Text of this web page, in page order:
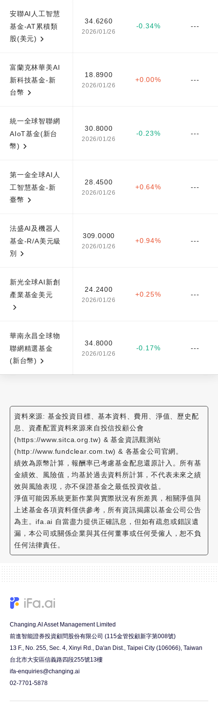
安聯AI人工智慧
基金-AT累積類
股(美元)
34.6260
2026/01/26
-0.34% ---
富蘭克林華美AI
新科技基金-新
台幣
18.8900
2026/01/26
+0.00% ---
統一全球智聯網
AIoT基金(新台
幣)
30.8000
2026/01/26
-0.23% ---
第一金全球AI人
工智慧基金-新
臺幣
28.4500
2026/01/26
+0.64% ---
法盛AI及機器人
基金-R/A美元級
別
309.0000
2026/01/26
+0.94% ---
新光全球AI新創
產業基金美元
24.2400
2026/01/26
+0.25% ---
華南永昌全球物
聯網精選基金
(新台幣)
34.8000
2026/01/26
-0.17% ---
資料來源: 基金投資目標、基本資料、費用、淨值、歷史配
息、資產配置資料來源來自投信投顧公會
(https://www.sitca.org.tw) & 基金資訊觀測站
(http://www.fundclear.com.tw) & 各基金公司官網。
績效為原幣計算，報酬率已考慮基金配息還原計入。所有基
金績效、風險值，均基於過去資料所計算，不代表未來之績
效與風險表現，亦不保證基金之最低投資收益。
淨值可能因系統更新作業與實際狀況有所差異，相關淨值與
上述基金各項資料僅供參考，所有資訊揭露以基金公司公告
為主。ifa.ai 自當盡力提供正確訊息，但如有疏忽或錯誤遺
漏，本公司或關係企業與其任何董事或任何受僱人，恕不負
任何法律責任。
Changing.AI Asset Management Limited
前進智能證券投資顧問股份有限公司 (115金管投顧新字第008號)
13 F., No. 255, Sec. 4, Xinyi Rd., Da'an Dist., Taipei City (106066), Taiwan
台北市大安區信義路四段255號13樓
ifa-enquiries@changing.ai
02-7701-5878